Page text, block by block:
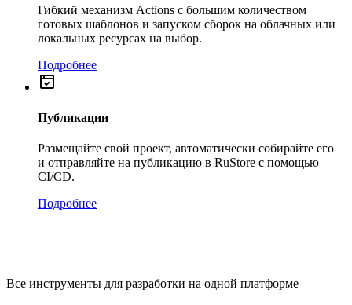
Гибкий механизм Actions с большим количеством
готовых шаблонов и запуском сборок на облачных или
локальных ресурсах на выбор.
Подробнее
Публикации
Размещайте свой проект, автоматически собирайте его
и отправляйте на публикацию в RuStore с помощью
CI/CD.
Подробнее
Все инструменты для разработки на одной платформе